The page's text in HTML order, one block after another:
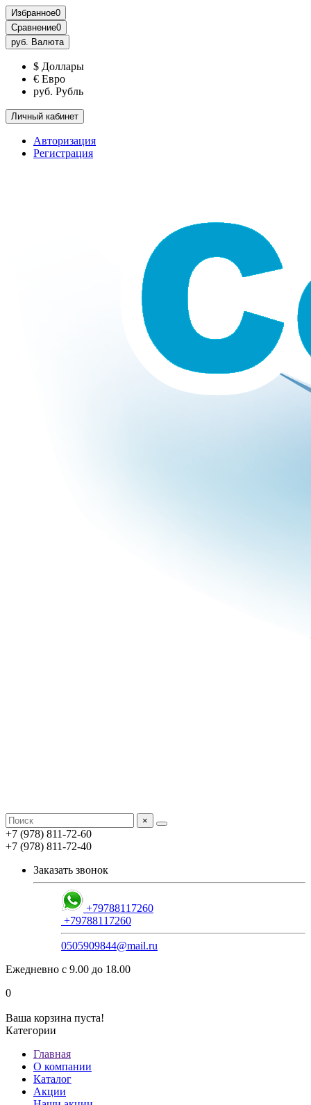
Избранное0
Сравнение0
руб. Валюта
$ Доллары
€ Евро
руб. Рубль
Личный кабинет
Авторизация
Регистрация
×
+7 (978) 811-72-60
+7 (978) 811-72-40
Заказать звонок
+79788117260
+79788117260
0505909844@mail.ru
Ежедневно с 9.00 до 18.00
0
Ваша корзина пуста!
Категории
Главная
О компании
Каталог
Акции